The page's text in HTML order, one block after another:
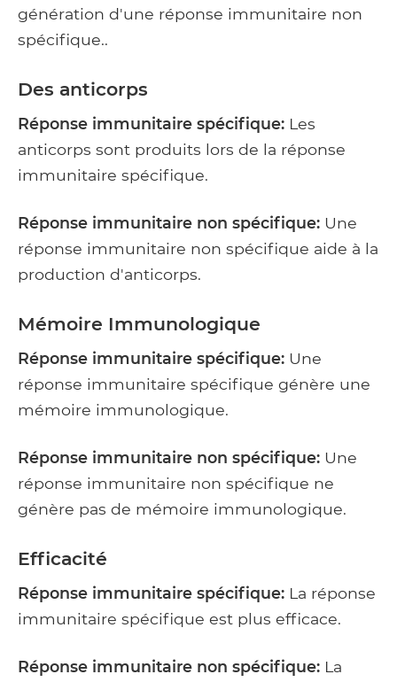
génération d'une réponse immunitaire non
spécifique..
Des anticorps
Réponse immunitaire spécifique: Les
anticorps sont produits lors de la réponse
immunitaire spécifique.
Réponse immunitaire non spécifique: Une
réponse immunitaire non spécifique aide à la
production d'anticorps.
Mémoire Immunologique
Réponse immunitaire spécifique: Une
réponse immunitaire spécifique génère une
mémoire immunologique.
Réponse immunitaire non spécifique: Une
réponse immunitaire non spécifique ne
génère pas de mémoire immunologique.
Efficacité
Réponse immunitaire spécifique: La réponse
immunitaire spécifique est plus efficace.
Réponse immunitaire non spécifique: La